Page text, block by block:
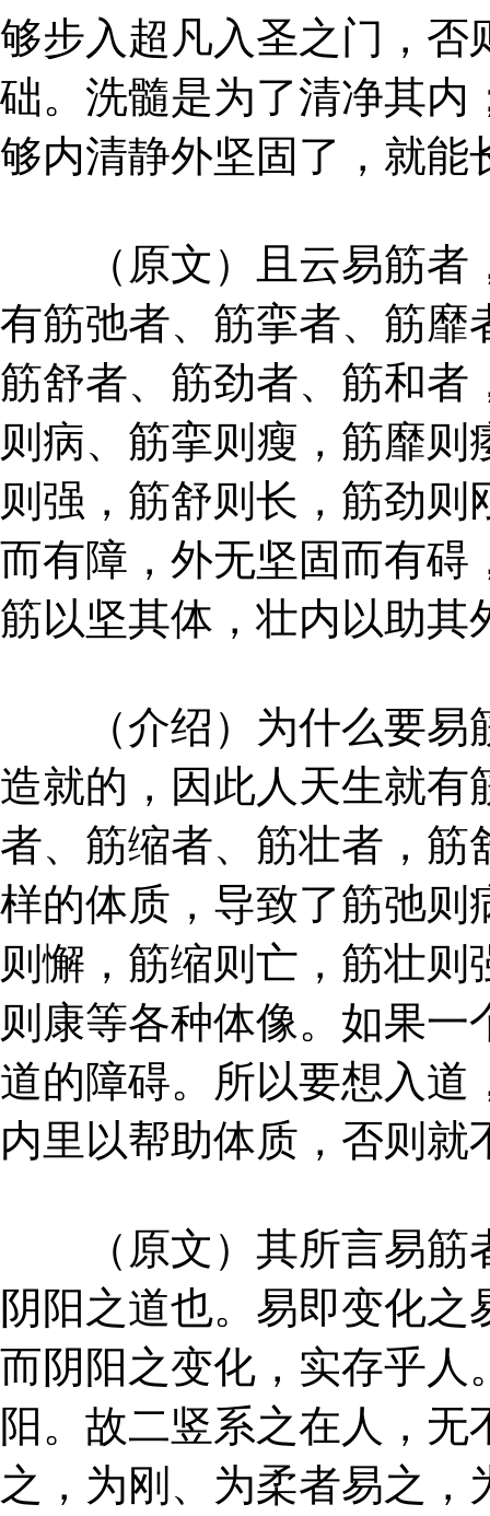
够步入超凡入圣之门，否
础。洗髓是为了清净其内
够内清静外坚固了，就能
（原文）且云易筋者
有筋弛者、筋挛者、筋靡
筋舒者、筋劲者、筋和者
则病、筋挛则瘦，筋靡
则强，筋舒则长，筋劲
而有障，外无坚固而有碍
筋以坚其体，壮内以助其
（介绍）为什么要易
造就的，因此人天生就有
者、筋缩者、筋壮者，筋
样的体质，导致了筋弛则
则懈，筋缩则亡，筋壮
则康等各种体像。如果
道的障碍。所以要想入道
内里以帮助体质，否则就
（原文）其所言易筋
阴阳之道也。易即变化
而阴阳之变化，实存乎人
阳。故二竖系之在人，
之，为刚、为柔者易之